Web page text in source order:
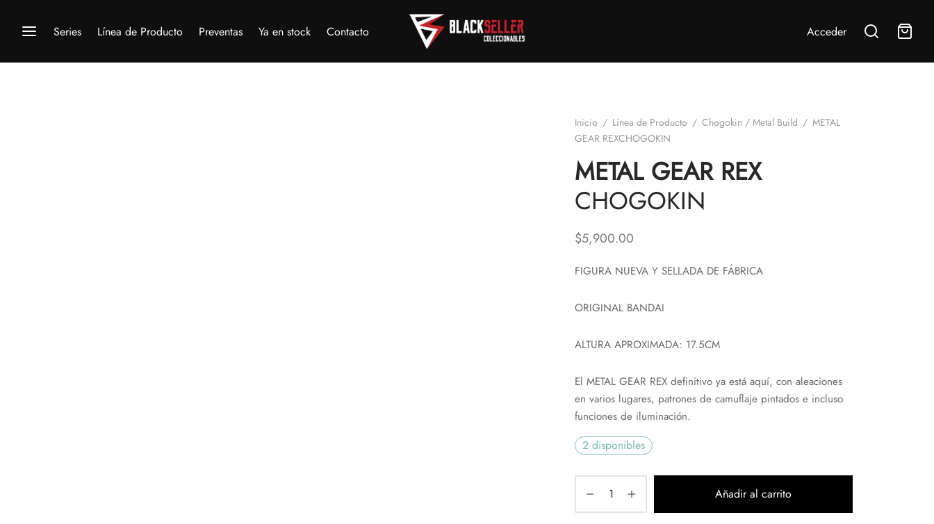
Series Línea de Producto Preventas Ya en stock Contacto Acceder
Inicio / Línea de Producto / Chogokin / Metal Build / METAL
GEAR REXCHOGOKIN
METAL GEAR REX
CHOGOKIN
$5,900.00
FIGURA NUEVA Y SELLADA DE FÁBRICA
ORIGINAL BANDAI
ALTURA APROXIMADA: 17.5CM
El METAL GEAR REX definitivo ya está aquí, con aleaciones
en varios lugares, patrones de camuflaje pintados e incluso
funciones de iluminación.
2 disponibles
Añadir al carrito